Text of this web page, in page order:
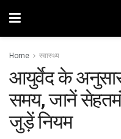
Home स्वास्थ्य
आयुर्वेद के
समय, जानें
जुड़ें नियम